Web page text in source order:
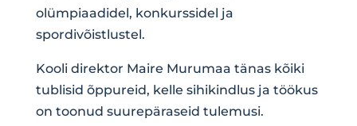
olümpiaadidel, konkurssidel ja
spordivõistlustel.
Kooli direktor Maire Murumaa tänas kõiki
tublisid õppureid, kelle sihikindlus ja töökus
on toonud suurepäraseid tulemusi.